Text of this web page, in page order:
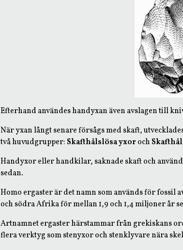
Efterhand användes handyxan även avslagen till
När yxan långt senare försågs med skaft,
två huvudgrupper:Skafthålslösa yxor och
Handyxor eller handkilar, saknade skaft och
sedan.
Homo ergaster är det namn som används för fossil
och södra Afrika för mellan 1,9 och 1,4 miljoner år
Artnamnet ergaster härstammar från grekiskans
flera verktyg som stenyxor och stenklyvare nära